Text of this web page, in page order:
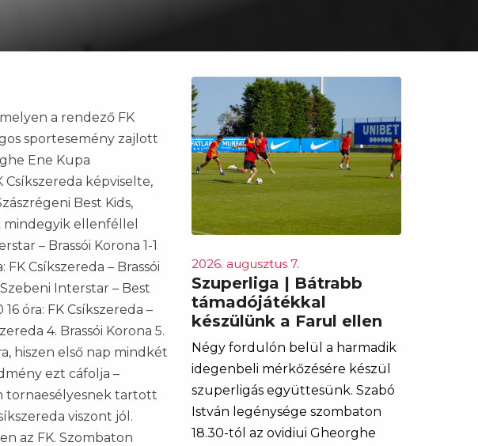
a rendező FK
sportesemény zajlott
Ene Kupa
képviselte,
Best Kids,
ellenféllel
– Brassói Korona 1-1
FK Csíkszereda – Brassói
Interstar – Best
16 óra: FK Csíkszereda –
4. Brassói Korona 5.
hiszen első nap mindkét
ezt cáfolja –
tornaesélyesnek tartott
viszont jól.
az FK. Szombaton
2026. augusztus 7.
Szuperliga | Bátrabb
támadójátékkal
készülünk a Farul ellen
Négy fordulón belül a harmadik
idegenbeli mérkőzésére készül
szuperligás együttesünk. Szabó
István legénysége szombaton
18.30-tól az ovidiui Gheorghe